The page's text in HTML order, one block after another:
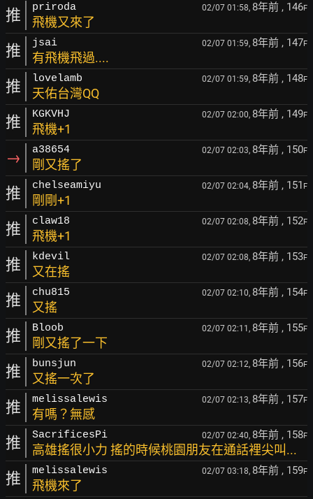
推 priroda 02/07 01:58, 8年前 , 146F
飛機又來了
推 jsai 02/07 01:59, 8年前 , 147F
有飛機飛過....
推 lovelamb 02/07 01:59, 8年前 , 148F
天佑台灣QQ
推 KGKVHJ 02/07 02:00, 8年前 , 149F
飛機+1
→ a38654 02/07 02:03, 8年前 , 150F
剛又搖了
推 chelseamiyu 02/07 02:04, 8年前 , 151 F
剛剛+1
推 claw18 02/07 02:08, 8年前 , 152F
飛機+1
推 kdevil 02/07 02:08, 8年前 , 153F
又在搖
推 chu815 02/07 02:10, 8年前 , 154F
又搖
推 Bloob 02/07 02:11, 8年前 , 155F
剛又搖了一下
推 bunsjun 02/07 02:12, 8年前 , 156F
又搖一次了
推 melissalewis 02/07 02:13, 8年前 , 157F
有嗎？無感
推 SacrificesPi 02/07 02:40, 8年前 , 158F
高雄搖很小力 搖的時候桃園朋友在通話裡尖叫...
推 melissalewis 02/07 03:18, 8年前 , 159F
飛機來了